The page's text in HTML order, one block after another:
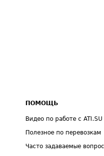
ПОМОЩЬ
Видео по работе с ATI.SU
Полезное по перевозкам
Часто задаваемые